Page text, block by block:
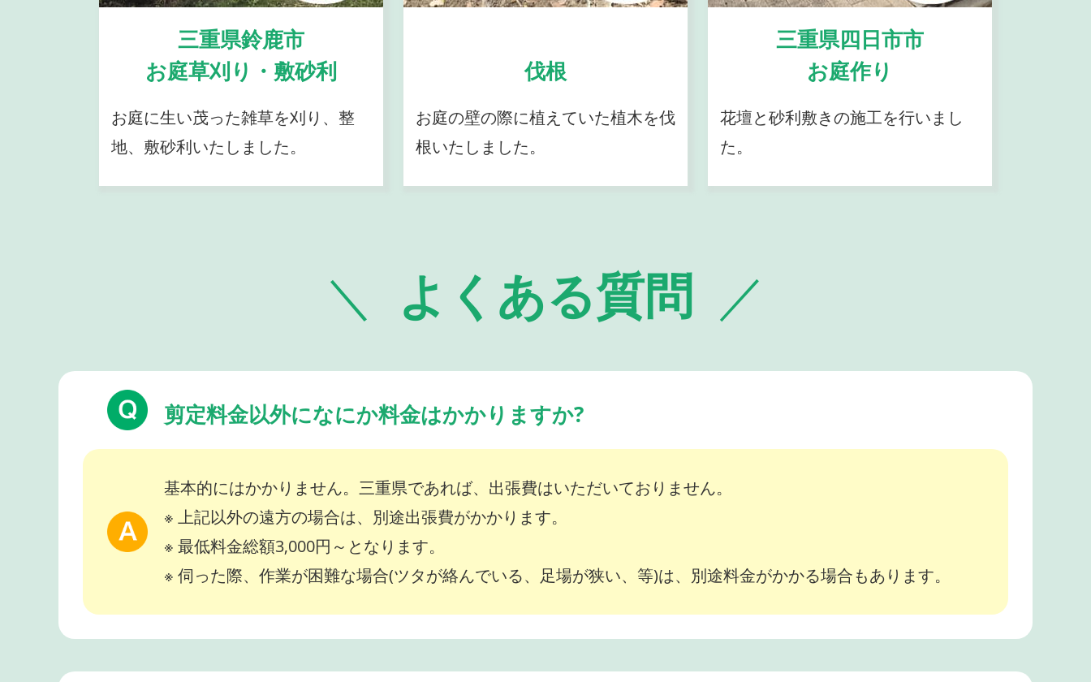
三重県鈴鹿市
お庭草刈り・敷砂利
お庭に生い茂った雑草を刈り、整
地、敷砂利いたしました。
伐根
お庭の壁の際に植えていた植木を伐
根いたしました。
三重県四日市市
お庭作り
花壇と砂利敷きの施工を行いまし
た。
よくある質問
剪定料金以外になにか料金はかかりますか?
基本的にはかかりません。三重県であれば、出張費はいただいておりません。
※ 上記以外の遠方の場合は、別途出張費がかかります。
※ 最低料金総額3,000円～となります。
※ 伺った際、作業が困難な場合(ツタが絡んでいる、足場が狭い、等)は、別途料金がかかる場合もあります。